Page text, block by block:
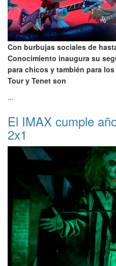
Con burbujas sociales de
Conocimiento inaugura su
para chicos y también para
Tour y Tenet son
...
El IMAX cumple
2x1